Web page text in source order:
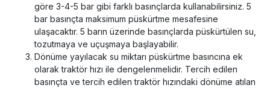
göre 3-4-5 bar gibi farklı basınçlarda kullanabilirsiniz. 5
bar basınçta maksimum püskürtme mesafesine
ulaşacaktır. 5 barın üzerinde basınçlarda püskürtülen su,
tozutmaya ve uçuşmaya başlayabilir.
Dönüme yayılacak su miktarı püskürtme basıncına ek
olarak traktör hızı ile dengelenmelidir. Tercih edilen
basınçta ve tercih edilen traktör hızındaki dönüme atılan